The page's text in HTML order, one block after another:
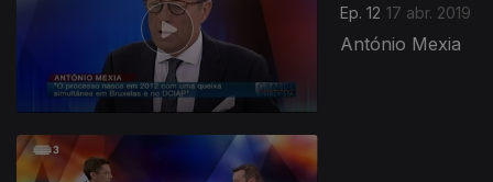
Ep. 12 17 abr. 2019
António Mexia